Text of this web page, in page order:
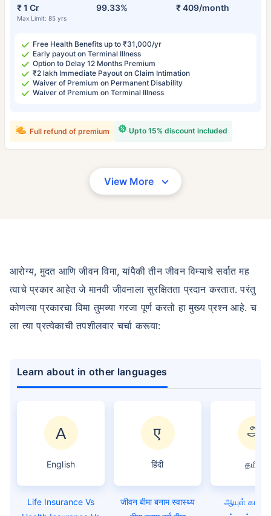
₹ 1 Cr
Max Limit: 85 yrs
99.33% ₹ 409/month
Free Health Benefits up to ₹31,000/yr
Early payout on Terminal Illness
Option to Delay 12 Months Premium
₹2 lakh Immediate Payout on Claim Intimation
Waiver of Premium on Permanent Disability
Waiver of Premium on Terminal Illness
Upto 15% discount included
Full refund of premium
View More
आरोग्य, मुदत आणि जीवन विमा, यांपैकी तीन जीवन विम्याचे सर्वात मह
त्वाचे प्रकार आहेत जे मानवी जीवनाला सुरक्षितता प्रदान करतात. परंतु
कोणत्या प्रकारचा विमा तुमच्या गरजा पूर्ण करतो हा मुख्य प्रश्न आहे. च
ला त्या प्रत्येकाची तपशीलवार चर्चा करूया:
Learn about in other languages
English
Life Insurance Vs
हिंदी
जीवन बीमा बनाम स्वास्थ्य
தமிழ்
ஆயுள்